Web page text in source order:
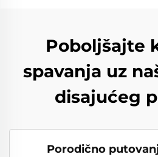
Poboljšajte
spavanja uz
disajućeg
Porodično